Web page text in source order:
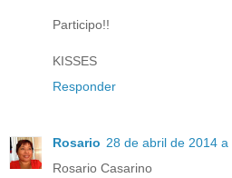
Participo!!
KISSES
Responder
Rosario 28 de abril de 2014 a
Rosario Casarino